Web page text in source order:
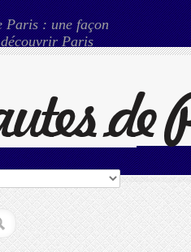
Paris : une façon
Paris